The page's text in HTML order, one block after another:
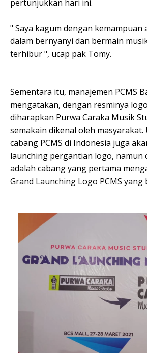
pertunjukkan hari ini.
" Saya kagum dengan kemampuan
dalam bernyanyi dan bermain
terhibur ", ucap pak Tomy.
Sementara itu, manajemen PCMS
mengatakan, dengan resminya
diharapkan Purwa Caraka Musik
semakain dikenal oleh
cabang PCMS di Indonesia juga
launching pergantian logo, namun
adalah cabang yang pertama
Grand Launching Logo PCMS yang